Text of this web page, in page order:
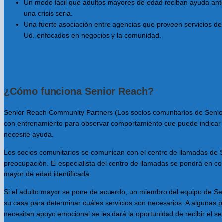
Un modo fácil que adultos mayores de edad reciban ayuda
una crisis seria.
Una fuerte asociación entre agencias que proveen servicios
Ud. enfocados en negocios y la comunidad.
¿Cómo funciona Senior Reach?
Senior Reach Community Partners (Los socios comunitarios de
con entrenamiento para observar comportamiento que puede
necesite ayuda.
Los socios comunitarios se comunican con el centro de llamadas de
preocupación. El especialista del centro de llamadas se pondrá en
mayor de edad identificada.
Si el adulto mayor se pone de acuerdo, un miembro del equipo de
su casa para determinar cuáles servicios son necesarios. A algunas
necesitan apoyo emocional se les dará la oportunidad de recibir el